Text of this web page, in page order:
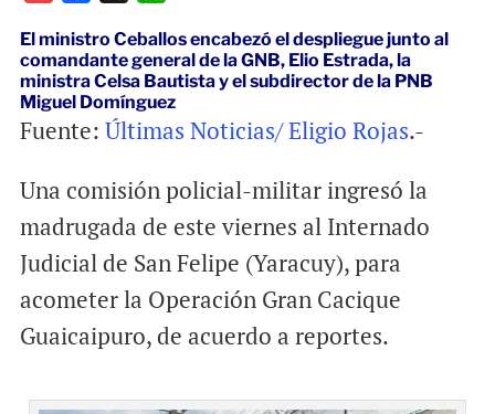
a
i
l
c
e
b
o
k
a
t
s
A
p
El ministro Ceballos encabezó el despliegue junto al
comandante general de la GNB, Elio Estrada, la
ministra Celsa Bautista y el subdirector de la PNB
Miguel Domínguez
Fuente: Últimas Noticias/ Eligio Rojas.-
Una comisión policial-militar ingresó la
madrugada de este viernes al Internado
Judicial de San Felipe (Yaracuy), para
acometer la Operación Gran Cacique
Guaicaipuro, de acuerdo a reportes.